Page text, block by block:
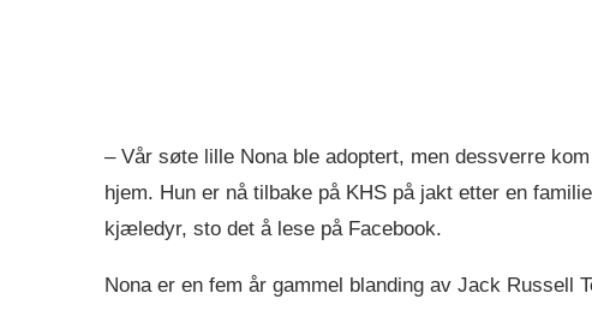
– Vår søte lille Nona ble adoptert, men dessverre
hjem. Hun er nå tilbake på KHS på jakt etter en
kjæledyr, sto det å lese på Facebook.
Nona er en fem år gammel blanding av Jack Russell